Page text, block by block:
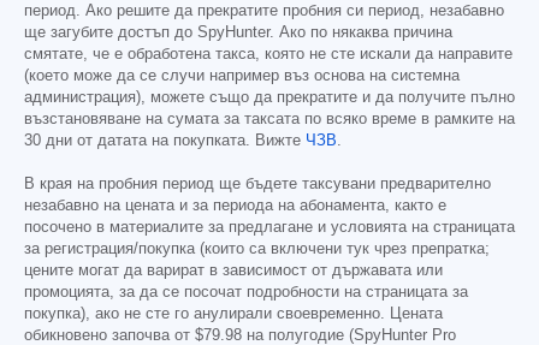
период. Ако решите да прекратите пробния си период, незабавно
ще загубите достъп до SpyHunter. Ако по някаква причина
смятате, че е обработена такса, която не сте искали да направите
(което може да се случи например въз основа на системна
администрация), можете също да прекратите и да получите пълно
възстановяване на сумата за таксата по всяко време в рамките на
30 дни от датата на покупката. Вижте ЧЗВ.
В края на пробния период ще бъдете таксувани предварително
незабавно на цената и за периода на абонамента, както е
посочено в материалите за предлагане и условията на страницата
за регистрация/покупка (които са включени тук чрез препратка;
цените могат да варират в зависимост от държавата или
промоцията, за да се посочат подробности на страницата за
покупка), ако не сте го анулирали своевременно. Цената
обикновено започва от $79.98 на полугодие (SpyHunter Pro